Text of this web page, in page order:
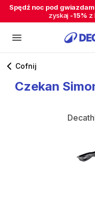
Spędź noc pod
zyskaj -15% z
Cofnij
Czekan